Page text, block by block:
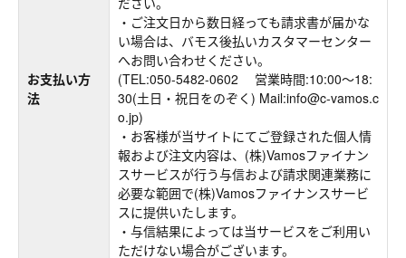
お支払い方
法
・ご注文日から数日経っても請求書が届かな
い場合は、バモス後払いカスタマーセンター
へお問い合わせください。
(TEL:050-5482-0602 営業時間:10:00～18:
30(土日・祝日をのぞく) Mail:info@c-vamos.c
o.jp)
・お客様が当サイトにてご登録された個人情
報および注文内容は、(株)Vamosファイナン
スサービスが行う与信および請求関連業務に
必要な範囲で(株)Vamosファイナンスサービ
スに提供いたします。
・与信結果によっては当サービスをご利用い
ただけない場合がございます。